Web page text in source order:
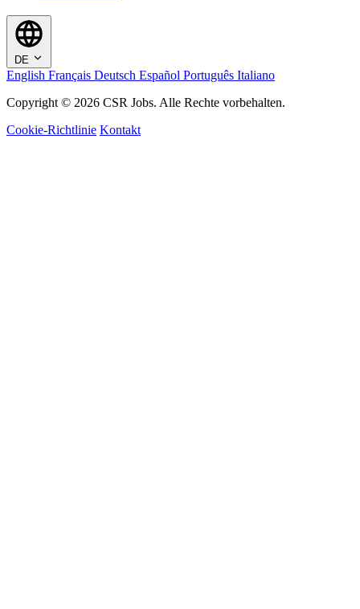
DE
English Français Deutsch Español Português Italiano
Copyright © 2026 CSR Jobs. Alle Rechte vorbehalten.
Cookie-Richtlinie Kontakt